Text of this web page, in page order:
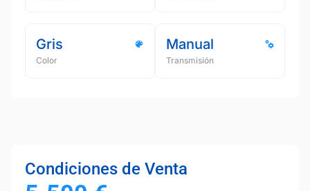
Gris
Color
Manual
Transmisión
Condiciones de Venta